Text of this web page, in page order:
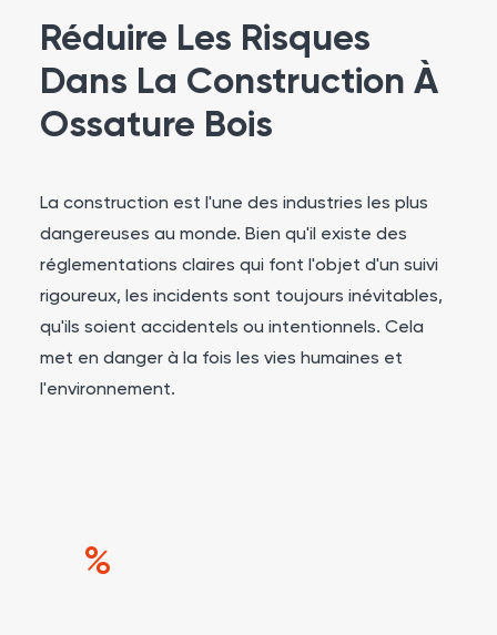
Réduire Les Risques
Dans La Construction À
Ossature Bois
La construction est l'une des industries les plus
dangereuses au monde. Bien qu'il existe des
réglementations claires qui font l'objet d'un suivi
rigoureux, les incidents sont toujours inévitables,
qu'ils soient accidentels ou intentionnels. Cela
met en danger à la fois les vies humaines et
l'environnement.
%